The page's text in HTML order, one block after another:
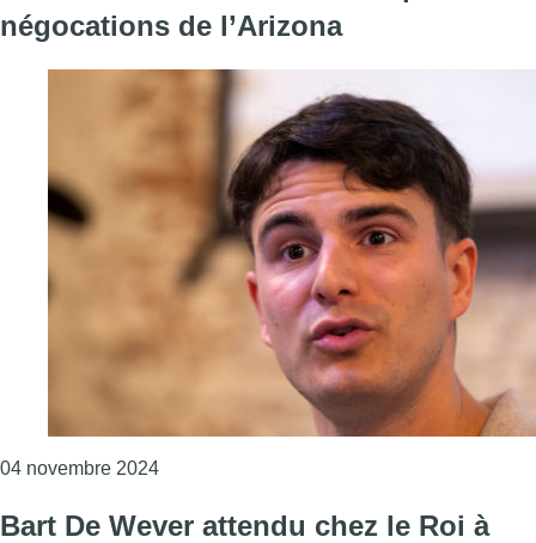
négocations de l’Arizona
04 novembre 2024Consulter l'article "Formation fédérale :
Bart De Wever attendu chez le Roi à